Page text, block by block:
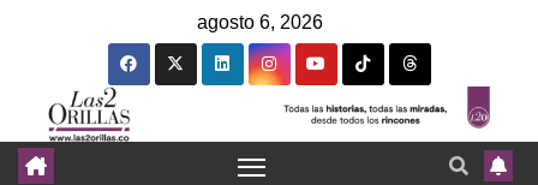
agosto 6, 2026